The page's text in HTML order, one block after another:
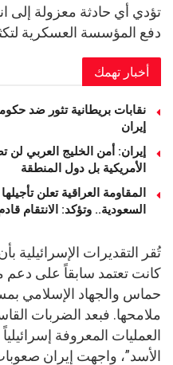
تؤدي أي حادثة معزولة إلى
دفع المؤسسة العسكرية
أخبار تهمك
نقابات بريطانية تثور ضد
إيران
إيران: أمن الخليج العربي لن
الأمريكية بل دول المنطقة
المقاومة العراقية تعلن
السعودية.. وتؤكد: الانتقام
تُقر التقديرات الإسرائيلية
كانت تعتمد سابقاً على
حماس والجهاد الإسلامي
ملامحها. فبعد الضربات
العمليات المعروفة
الأسد”، واجهت إيران